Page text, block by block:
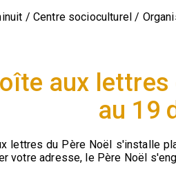
/ Centre socioculturel /
aux lettres
au 19
lettres du Père Noël s'installe
votre adresse, le Père Noël